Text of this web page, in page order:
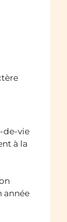
de-vie
à la
année